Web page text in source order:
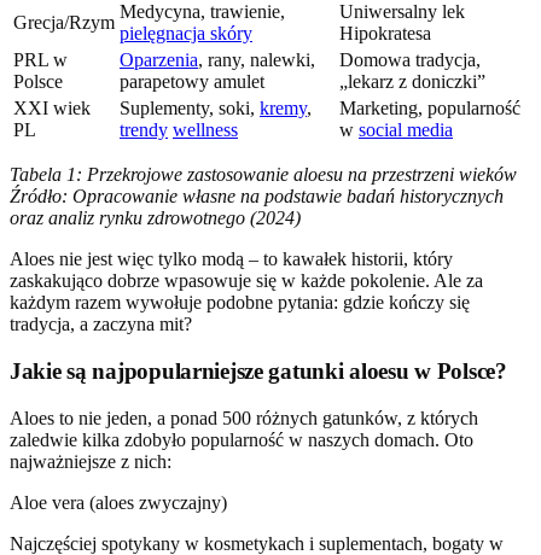
Grecja/Rzym
Medycyna, trawienie,
pielęgnacja skóry
Uniwersalny lek
Hipokratesa
PRL w
Polsce
Oparzenia, rany, nalewki,
parapetowy amulet
Domowa tradycja,
„lekarz z doniczki”
XXI wiek
PL
Suplementy, soki, kremy,
trendy wellness
Marketing, popularność
w social media
Tabela 1: Przekrojowe zastosowanie aloesu na przestrzeni wieków
Źródło: Opracowanie własne na podstawie badań historycznych
oraz analiz rynku zdrowotnego (2024)
Aloes nie jest więc tylko modą – to kawałek historii, który
zaskakująco dobrze wpasowuje się w każde pokolenie. Ale za
każdym razem wywołuje podobne pytania: gdzie kończy się
tradycja, a zaczyna mit?
Jakie są najpopularniejsze gatunki aloesu w Polsce?
Aloes to nie jeden, a ponad 500 różnych gatunków, z których
zaledwie kilka zdobyło popularność w naszych domach. Oto
najważniejsze z nich:
Aloe vera (aloes zwyczajny)
Najczęściej spotykany w kosmetykach i suplementach, bogaty w